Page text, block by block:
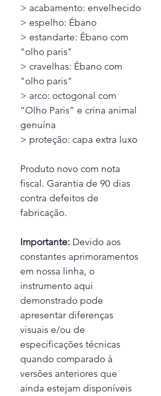
> acabamento: envelhecido
> espelho: Ébano
> estandarte: Ébano com
"olho paris"
> cravelhas: Ébano com
"olho paris"
> arco: octogonal com
“Olho Paris” e crina animal
genuína
> proteção: capa extra luxo
Produto novo com nota
fiscal. Garantia de 90 dias
contra defeitos de
fabricação.
Importante: Devido aos
constantes aprimoramentos
em nossa linha, o
instrumento aqui
demonstrado pode
apresentar diferenças
visuais e/ou de
especificações técnicas
quando comparado à
versões anteriores que
ainda estejam disponíveis